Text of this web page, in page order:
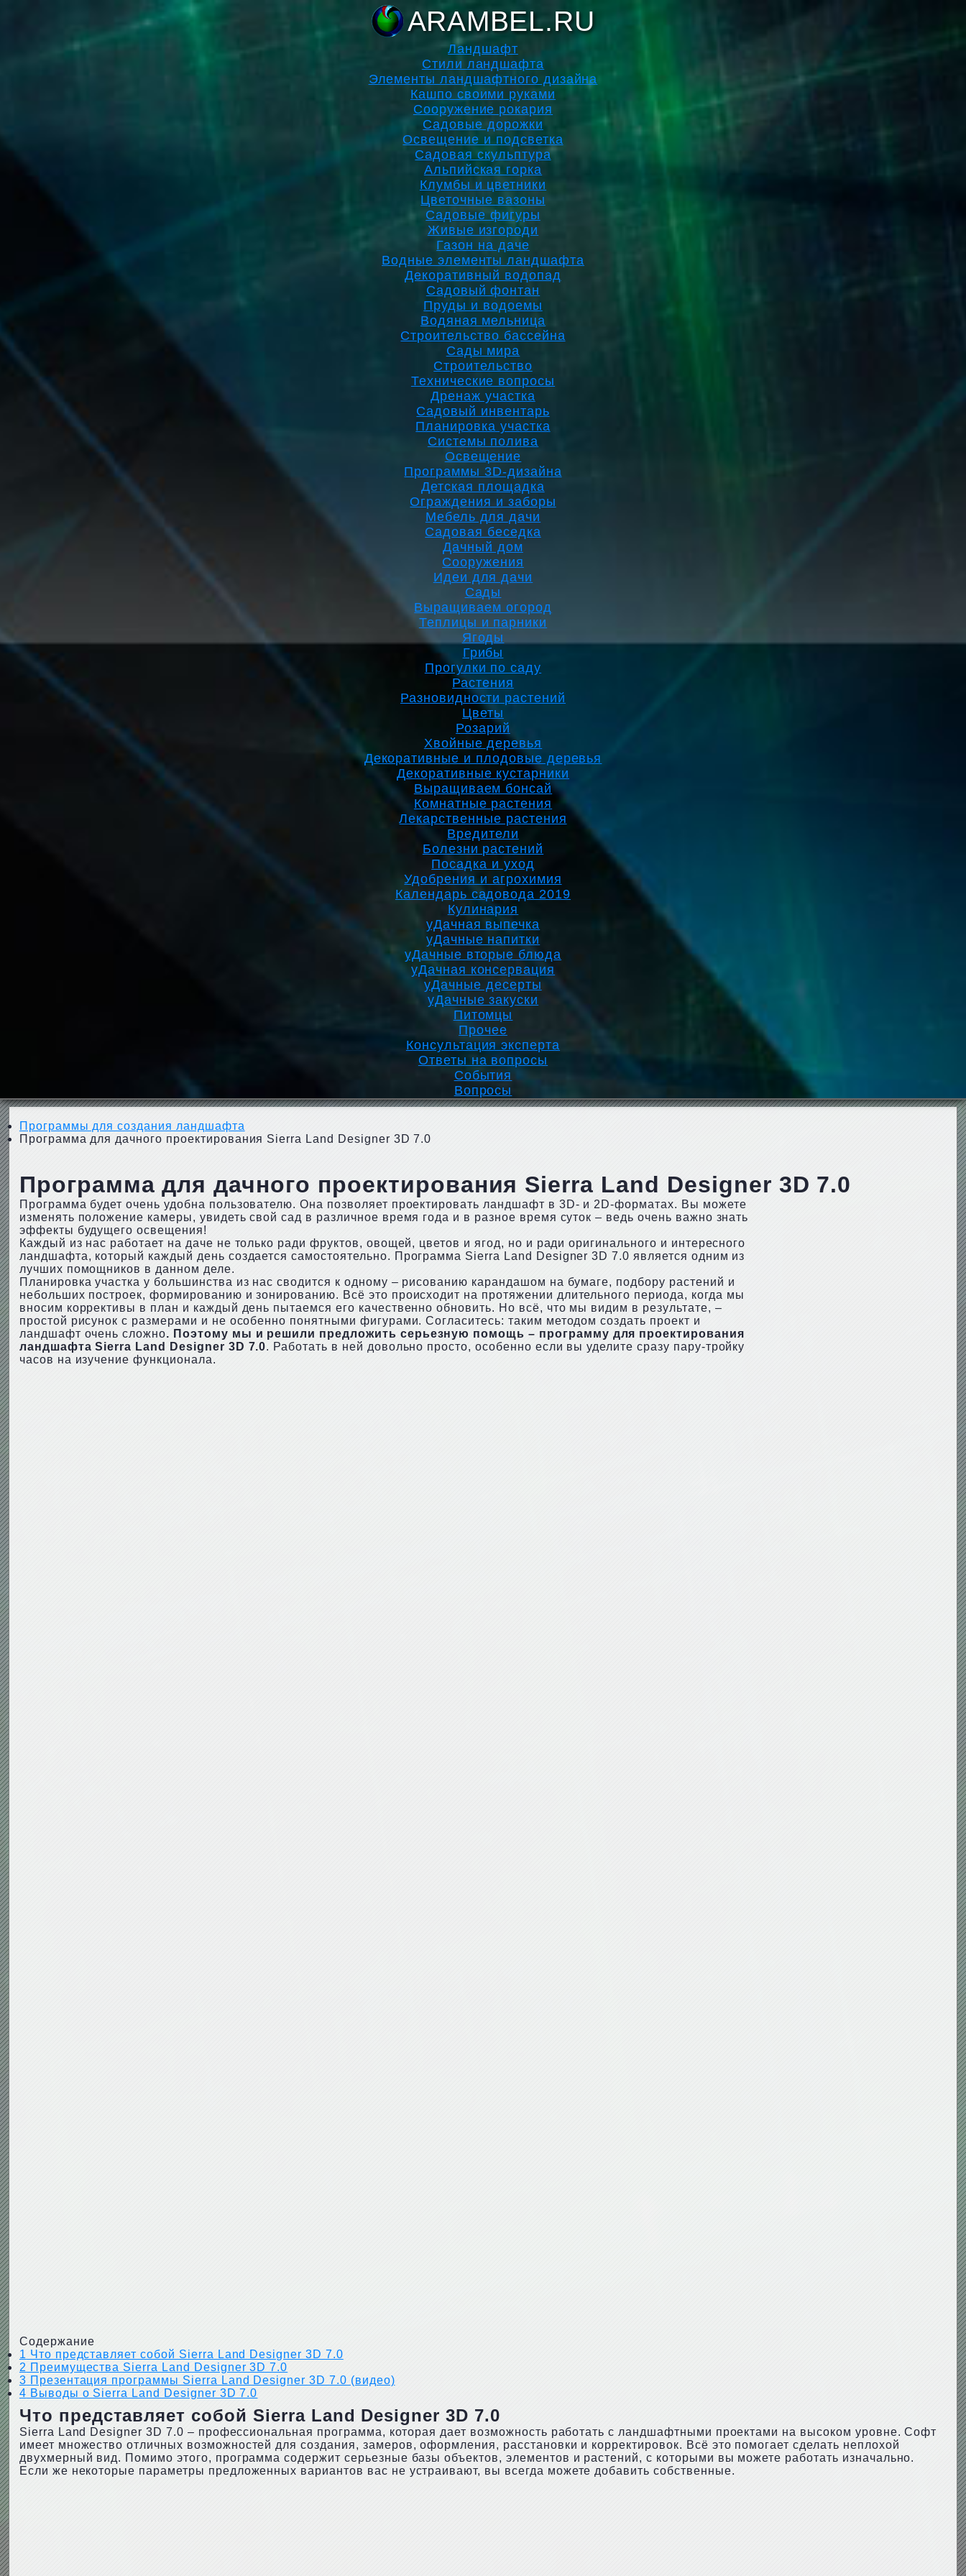
ARAMBEL.RU
Ландшафт
Стили ландшафта
Элементы ландшафтного дизайна
Кашпо своими руками
Сооружение рокария
Садовые дорожки
Освещение и подсветка
Садовая скульптура
Альпийская горка
Клумбы и цветники
Цветочные вазоны
Садовые фигуры
Живые изгороди
Газон на даче
Водные элементы ландшафта
Декоративный водопад
Садовый фонтан
Пруды и водоемы
Водяная мельница
Строительство бассейна
Сады мира
Строительство
Технические вопросы
Дренаж участка
Садовый инвентарь
Планировка участка
Системы полива
Освещение
Программы 3D-дизайна
Детская площадка
Ограждения и заборы
Мебель для дачи
Садовая беседка
Дачный дом
Сооружения
Идеи для дачи
Сады
Выращиваем огород
Теплицы и парники
Ягоды
Грибы
Прогулки по саду
Растения
Разновидности растений
Цветы
Розарий
Хвойные деревья
Декоративные и плодовые деревья
Декоративные кустарники
Выращиваем бонсай
Комнатные растения
Лекарственные растения
Вредители
Болезни растений
Посадка и уход
Удобрения и агрохимия
Календарь садовода 2019
Кулинария
уДачная выпечка
уДачные напитки
уДачные вторые блюда
уДачная консервация
уДачные десерты
уДачные закуски
Питомцы
Прочее
Консультация эксперта
Ответы на вопросы
События
Вопросы
Программы для создания ландшафта
Программа для дачного проектирования Sierra Land Designer 3D 7.0
Программа для дачного проектирования Sierra Land Designer 3D 7.0
Программа будет очень удобна пользователю. Она позволяет проектировать ландшафт в 3D- и 2D-форматах. Вы можете
изменять положение камеры, увидеть свой сад в различное время года и в разное время суток – ведь очень важно знать
эффекты будущего освещения!
Каждый из нас работает на даче не только ради фруктов, овощей, цветов и ягод, но и ради оригинального и интересного
ландшафта, который каждый день создается самостоятельно. Программа Sierra Land Designer 3D 7.0 является одним из
лучших помощников в данном деле.
Планировка участка у большинства из нас сводится к одному – рисованию карандашом на бумаге, подбору растений и
небольших построек, формированию и зонированию. Всё это происходит на протяжении длительного периода, когда мы
вносим коррективы в план и каждый день пытаемся его качественно обновить. Но всё, что мы видим в результате, –
простой рисунок с размерами и не особенно понятными фигурами. Согласитесь: таким методом создать проект и
ландшафт очень сложно. Поэтому мы и решили предложить серьезную помощь – программу для проектирования
ландшафта Sierra Land Designer 3D 7.0. Работать в ней довольно просто, особенно если вы уделите сразу пару-тройку
часов на изучение функционала.
Содержание
1 Что представляет собой Sierra Land Designer 3D 7.0
2 Преимущества Sierra Land Designer 3D 7.0
3 Презентация программы Sierra Land Designer 3D 7.0 (видео)
4 Выводы о Sierra Land Designer 3D 7.0
Что представляет собой Sierra Land Designer 3D 7.0
Sierra Land Designer 3D 7.0 – профессиональная программа, которая дает возможность работать с ландшафтными проектами на высоком уровне. Софт
имеет множество отличных возможностей для создания, замеров, оформления, расстановки и корректировок. Всё это помогает сделать неплохой
двухмерный вид. Помимо этого, программа содержит серьезные базы объектов, элементов и растений, с которыми вы можете работать изначально.
Если же некоторые параметры предложенных вариантов вас не устраивают, вы всегда можете добавить собственные.